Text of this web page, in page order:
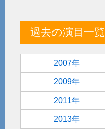
過去の演目一覧
2007年
2009年
2011年
2013年